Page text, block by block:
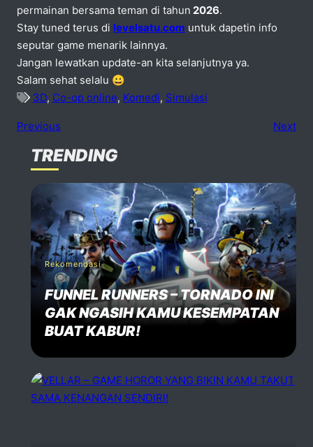
permainan bersama teman di tahun 2026.
Stay tuned terus di levelsatu.com untuk dapetin info
seputar game menarik lainnya.
Jangan lewatkan update-an kita selanjutnya ya.
Salam sehat selalu 😀
3D, Co-op online, Komedi, Simulasi
Previous Next
No comments
Speak Your Mind
Your email address will not be published. Required fiels
Name *
Email *
Website
TRENDING
Rekomendasi
FUNNEL RUNNERS – TORNADO INI
GAK NGASIH KAMU KESEMPATAN
BUAT KABUR!